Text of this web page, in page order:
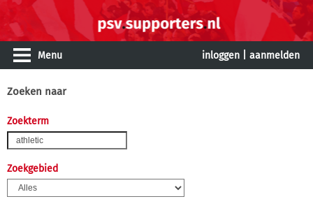
Menu inloggen aanmelden
Zoeken naar
Zoekterm
Zoekgebied